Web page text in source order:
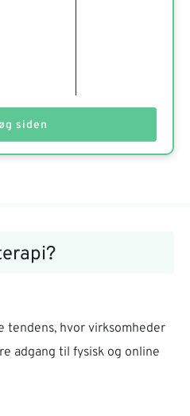
siden
tendens, hvor virksomheder
adgang til fysisk og online